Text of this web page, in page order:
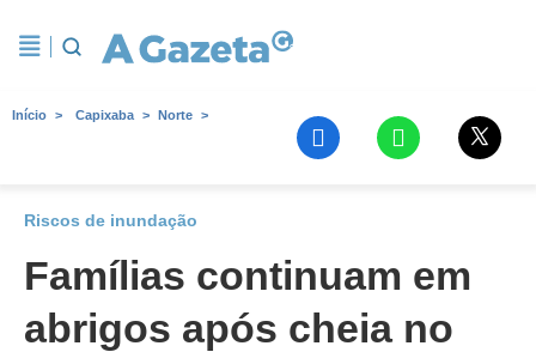
Início Capixaba Norte
Riscos de inundação
Famílias continuam em
abrigos após cheia no